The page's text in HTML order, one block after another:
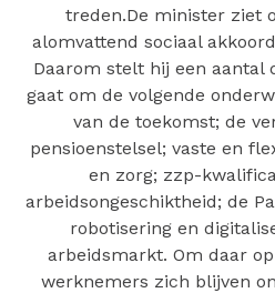
treden.De minister ziet
alomvattend sociaal
Daarom stelt hij een aantal
gaat om de volgende
van de toekomst; de
pensioenstelsel; vaste en
en zorg; zzp-
arbeidsongeschiktheid; de
robotisering en
arbeidsmarkt. Om daar
werknemers zich blijven